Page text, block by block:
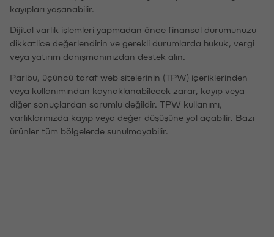
kayıpları yaşanabilir.
Dijital varlık işlemleri yapmadan önce finansal durumunuzu
dikkatlice değerlendirin ve gerekli durumlarda hukuk, vergi
veya yatırım danışmanınızdan destek alın.
Paribu, üçüncü taraf web sitelerinin (TPW) içeriklerinden
veya kullanımından kaynaklanabilecek zarar, kayıp veya
diğer sonuçlardan sorumlu değildir. TPW kullanımı,
varlıklarınızda kayıp veya değer düşüşüne yol açabilir. Bazı
ürünler tüm bölgelerde sunulmayabilir.